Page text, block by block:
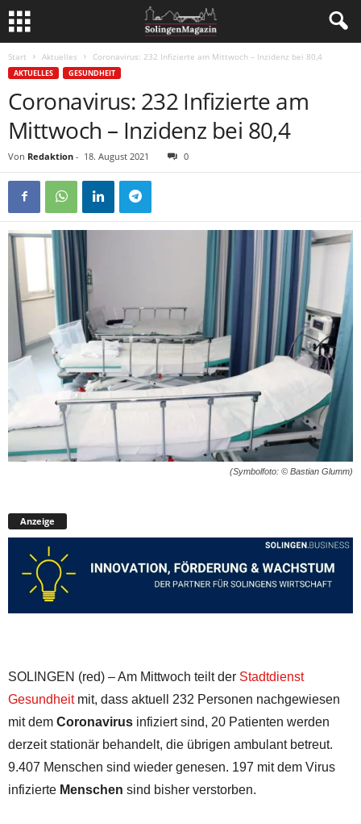
Start Aktuelles Coronavirus: 232 Infizierte am Mittwoch – Inzidenz bei 80,4
AKTUELLES GESUNDHEIT
Coronavirus: 232 Infizierte am
Mittwoch – Inzidenz bei 80,4
Von Redaktion - 18. August 2021 0
(Symbolfoto: © Bastian Glumm)
Anzeige
SOLINGEN (red) – Am Mittwoch teilt der Stadtdienst
Gesundheitmit, dass aktuell 232 Personen nachgewiesen
mit dem Coronavirus infiziert sind, 20 Patienten werden
derzeit stationär behandelt, die übrigen ambulant betreut.
9.407 Menschen sind wieder genesen. 197 mit dem Virus
infizierte Menschen sind bisher verstorben.